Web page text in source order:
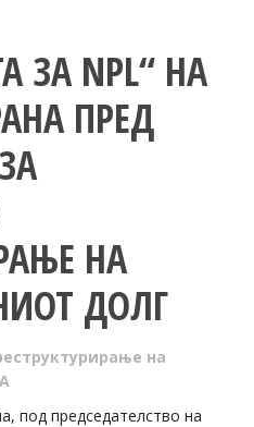
ЗА NPL“ НА
ПРЕД
НА
ДОЛГ
на
под председателство на